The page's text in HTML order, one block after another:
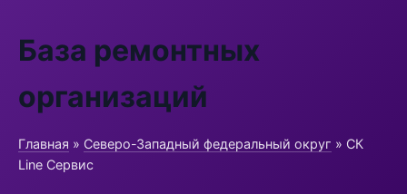
База ремонтных
организаций
Главная » Северо-Западный федеральный округ » СК
Line Сервис